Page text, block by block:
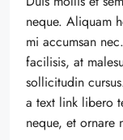
neque. Aliquam
mi accumsan
facilisis, at
sollicitudin
a text link libero
neque, et ornare